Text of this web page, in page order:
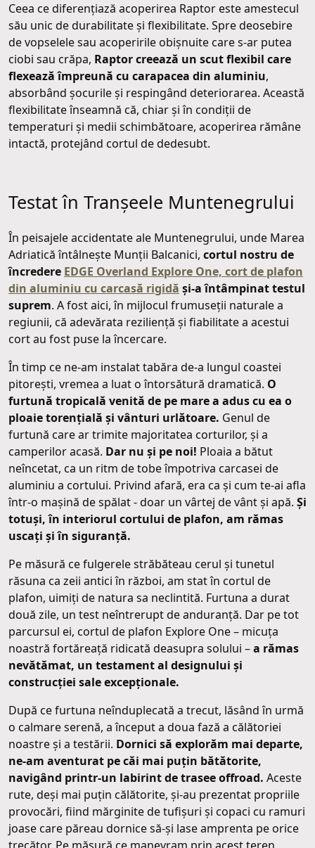
Ceea ce diferențiază acoperirea Raptor este amestecul
său unic de durabilitate și flexibilitate. Spre deosebire
de vopselele sau acoperirile obișnuite care s-ar putea
ciobi sau crăpa, Raptor creează un scut flexibil care
flexează împreună cu carapacea din aluminiu,
absorbând șocurile și respingând deteriorarea. Această
flexibilitate înseamnă că, chiar și în condiții de
temperaturi și medii schimbătoare, acoperirea rămâne
intactă, protejând cortul de dedesubt.
Testat în Tranșeele Muntenegrului
În peisajele accidentate ale Muntenegrului, unde Marea
Adriatică întâlnește Munții Balcanici, cortul nostru de
încredere EDGE Overland Explore One, cort de plafon
din aluminiu cu carcasă rigidă și-a întâmpinat testul
suprem. A fost aici, în mijlocul frumuseții naturale a
regiunii, că adevărata reziliență și fiabilitate a acestui
cort au fost puse la încercare.
În timp ce ne-am instalat tabăra de-a lungul coastei
pitorești, vremea a luat o întorsătură dramatică. O
furtună tropicală venită de pe mare a adus cu ea o
ploaie torențială și vânturi urlătoare. Genul de
furtună care ar trimite majoritatea corturilor, și a
camperilor acasă. Dar nu și pe noi! Ploaia a bătut
neîncetat, ca un ritm de tobe împotriva carcasei de
aluminiu a cortului. Privind afară, era ca și cum te-ai afla
într-o mașină de spălat - doar un vârtej de vânt și apă. Și
totuși, în interiorul cortului de plafon, am rămas
uscați și în siguranță.
Pe măsură ce fulgerele străbăteau cerul și tunetul
răsuna ca zeii antici în război, am stat în cortul de
plafon, uimiți de natura sa neclintită. Furtuna a durat
două zile, un test neîntrerupt de anduranță. Dar pe tot
parcursul ei, cortul de plafon Explore One – micuța
noastră fortăreață ridicată deasupra solului –a rămas
nevătămat, un testament al designului și
construcției sale excepționale.
După ce furtuna neînduplecată a trecut, lăsând în urmă
o calmare serenă, a început a doua fază a călătoriei
noastre și a testării. Dornici să explorăm mai departe,
ne-am aventurat pe căi mai puțin bătătorite,
navigând printr-un labirint de trasee offroad. Aceste
rute, deși mai puțin călătorite, și-au prezentat propriile
provocări, fiind mărginite de tufișuri și copaci cu ramuri
joase care păreau dornice să-și lase amprenta pe orice